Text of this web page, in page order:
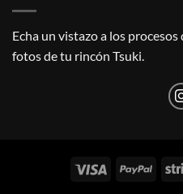
Echa un vistazo a los
fotos de tu rincón Tsuki.